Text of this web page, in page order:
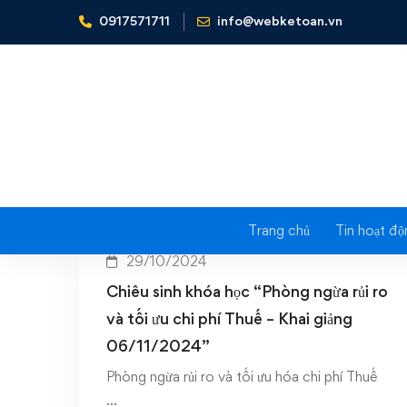
0917571711 info@webketoan.vn
Trang chủ Tin hoạt
Home rủi ro thuế 2024
29/10/2024
Chiêu sinh khóa học “Phòng ngừa rủi ro
và tối ưu chi phí Thuế – Khai giảng
06/11/2024”
Phòng ngừa rủi ro và tối ưu hóa chi phí Thuế
…